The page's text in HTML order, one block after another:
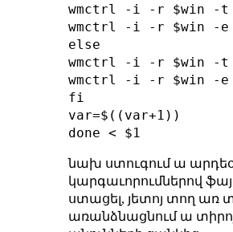
wmctrl -i -r $win -t
wmctrl -i -r $win -e
else
wmctrl -i -r $win -t
wmctrl -i -r $win -e
fi
var=$((var+1))
նախ ստուգում ա
կարգաւորումներով
ստացել, յետոյ տող առ
առանձնացնում ա